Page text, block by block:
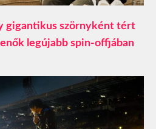
gigantikus szörnyként tért
legújabb spin-offjában